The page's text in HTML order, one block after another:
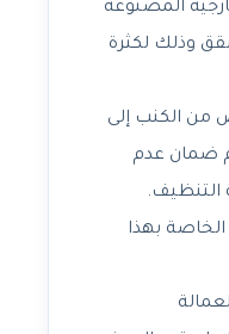
المصنوعة
وذلك لكثرة
من الكنب إلى
ضمان عدم
التنظيف.
بهذا